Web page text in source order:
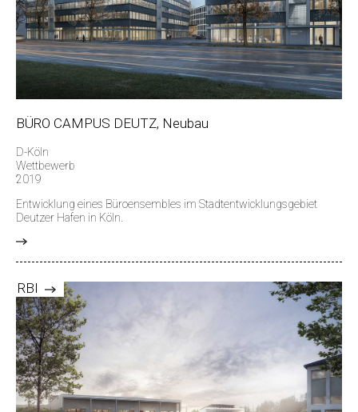
BÜRO CAMPUS DEUTZ, Neubau
D-Köln
Wettbewerb
2019
Entwicklung eines Büroensembles im Stadtentwicklungsgebiet
Deutzer Hafen in Köln.
RBI